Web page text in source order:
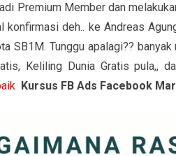
Premium Member dan
konfirmasi deh.. ke Andreas
SB1M. Tunggu apalagi??
Keliling Dunia Gratis pula,,
Kursus FB Ads Facebook